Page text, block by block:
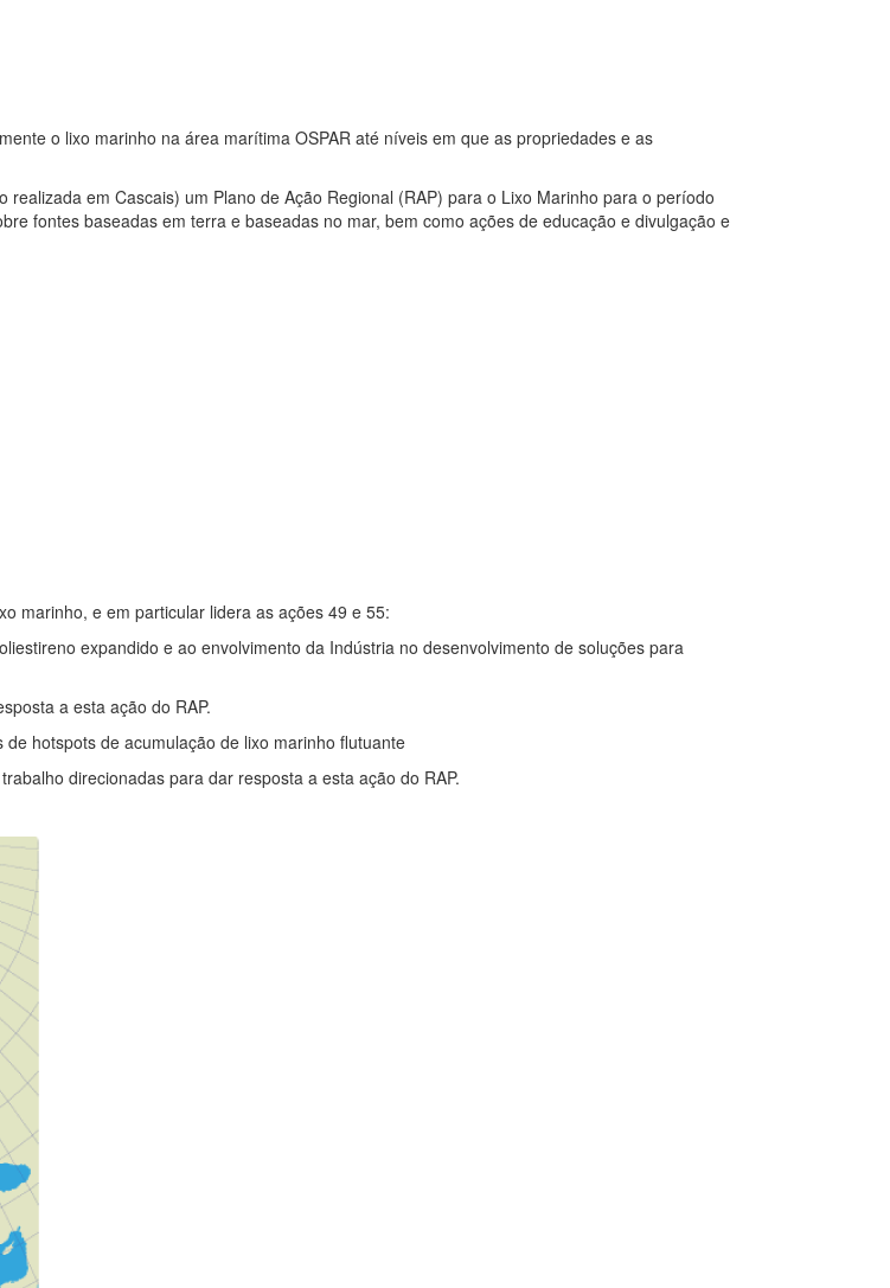
o lixo marinho na área marítima OSPAR até níveis em que as propriedades e as
em Cascais) um Plano de Ação Regional (RAP) para o Lixo Marinho para o período
fontes baseadas em terra e baseadas no mar, bem como ações de educação e divulgação e
marinho, e em particular lidera as ações 49 e 55:
expandido e ao envolvimento da Indústria no desenvolvimento de soluções para
a esta ação do RAP.
hotspots de acumulação de lixo marinho flutuante
direcionadas para dar resposta a esta ação do RAP.